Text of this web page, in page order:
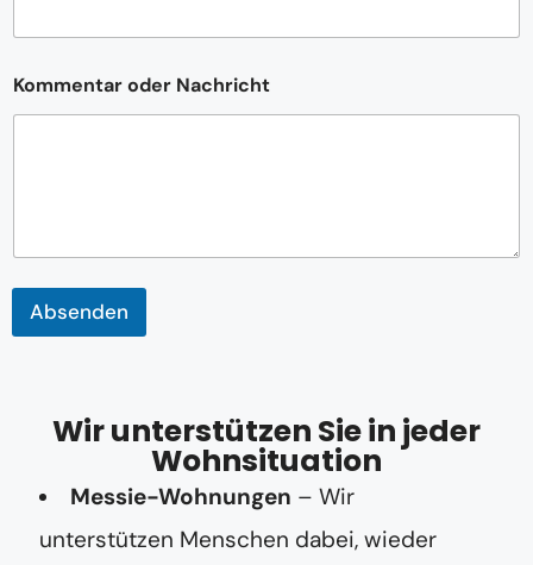
f
n
n
u
e
Kommentar oder Nachricht
Absenden
Wir unterstützen Sie in jeder
Wohnsituation
Messie-Wohnungen – Wir
unterstützen Menschen dabei, wieder